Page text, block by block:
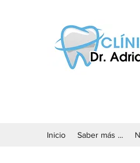
Inicio Saber más ...